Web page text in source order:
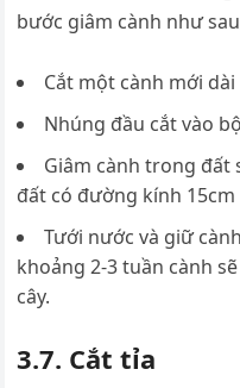
bước giâm cành như
Cắt một cành mới
Nhúng đầu cắt vào
Giâm cành trong đất
đất có đường kính
Tưới nước và giữ
khoảng 2-3 tuần cành
cây.
3.7. Cắt tỉa